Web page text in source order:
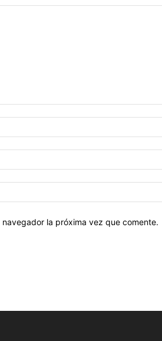
la próxima vez que comente.